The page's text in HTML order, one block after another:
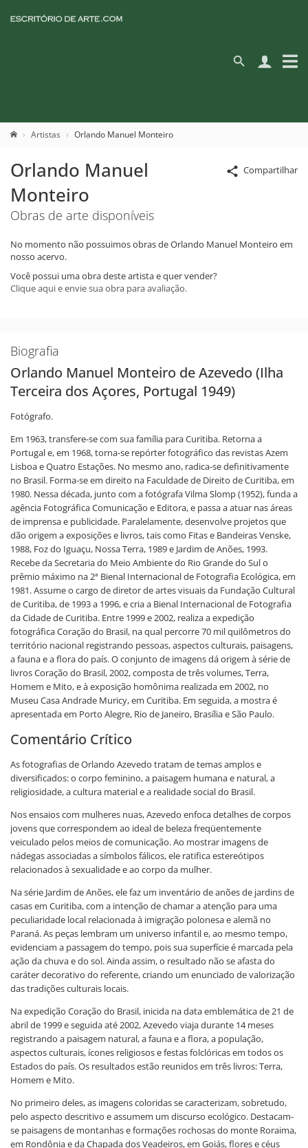
Artistas Orlando Manuel Monteiro
Compartilhar
Orlando Manuel
Monteiro
Obras de arte disponíveis
No momento não possuimos obras de Orlando Manuel Monteiro em
nosso acervo.
Você possui uma obra deste artista e quer vender?
Clique aqui e envie sua obra para avaliação.
Biografia
Orlando Manuel Monteiro de Azevedo (Ilha
Terceira dos Açores, Portugal 1949)
Fotógrafo.
Em 1963, transfere-se com sua família para Curitiba. Retorna a
Portugal e, em 1968, torna-se repórter fotográfico das revistas Azem
Lisboa e Quatro Estações. No mesmo ano, radica-se definitivamente
no Brasil. Forma-se em direito na Faculdade de Direito de Curitiba, em
1980. Nessa década, junto com a fotógrafa Vilma Slomp (1952), funda a
agência Fotográfica Comunicação e Editora, e passa a atuar nas áreas
de imprensa e publicidade. Paralelamente, desenvolve projetos que
dão origem a exposições e livros, tais como Fitas e Bandeiras Venske,
1988, Foz do Iguaçu, Nossa Terra, 1989 e Jardim de Anões, 1993.
Recebe da Secretaria do Meio Ambiente do Rio Grande do Sul o
prêmio máximo na 2ª Bienal Internacional de Fotografia Ecológica, em
1981. Assume o cargo de diretor de artes visuais da Fundação Cultural
de Curitiba, de 1993 a 1996, e cria a Bienal Internacional de Fotografia
da Cidade de Curitiba. Entre 1999 e 2002, realiza a expedição
fotográfica Coração do Brasil, na qual percorre 70 mil quilômetros do
território nacional registrando pessoas, aspectos culturais, paisagens,
a fauna e a flora do país. O conjunto de imagens dá origem à série de
livros Coração do Brasil, 2002, composta de três volumes, Terra,
Homem e Mito, e à exposição homônima realizada em 2002, no
Museu Casa Andrade Muricy, em Curitiba. Em seguida, a mostra é
apresentada em Porto Alegre, Rio de Janeiro, Brasília e São Paulo.
Comentário Crítico
As fotografias de Orlando Azevedo tratam de temas amplos e
diversificados: o corpo feminino, a paisagem humana e natural, a
religiosidade, a cultura material e a realidade social do Brasil.
Nos ensaios com mulheres nuas, Azevedo enfoca detalhes de corpos
jovens que correspondem ao ideal de beleza freqüentemente
veiculado pelos meios de comunicação. Ao mostrar imagens de
nádegas associadas a símbolos fálicos, ele ratifica estereótipos
relacionados à sexualidade e ao corpo da mulher.
Na série Jardim de Anões, ele faz um inventário de anões de jardins de
casas em Curitiba, com a intenção de chamar a atenção para uma
peculiaridade local relacionada à imigração polonesa e alemã no
Paraná. As peças lembram um universo infantil e, ao mesmo tempo,
evidenciam a passagem do tempo, pois sua superfície é marcada pela
ação da chuva e do sol. Ainda assim, o resultado não se afasta do
caráter decorativo do referente, criando um enunciado de valorização
das tradições culturais locais.
Na expedição Coração do Brasil, inicida na data emblemática de 21 de
abril de 1999 e seguida até 2002, Azevedo viaja durante 14 meses
registrando a paisagem natural, a fauna e a flora, a população,
aspectos culturais, ícones religiosos e festas folclóricas em todos os
Estados do país. Os resultados estão reunidos em três livros: Terra,
Homem e Mito.
No primeiro deles, as imagens coloridas se caracterizam, sobretudo,
pelo aspecto descritivo e assumem um discurso ecológico. Destacam-
se paisagens de montanhas e formações rochosas do monte Roraima,
em Rondônia e da Chapada dos Veadeiros, em Goiás, flores e céus